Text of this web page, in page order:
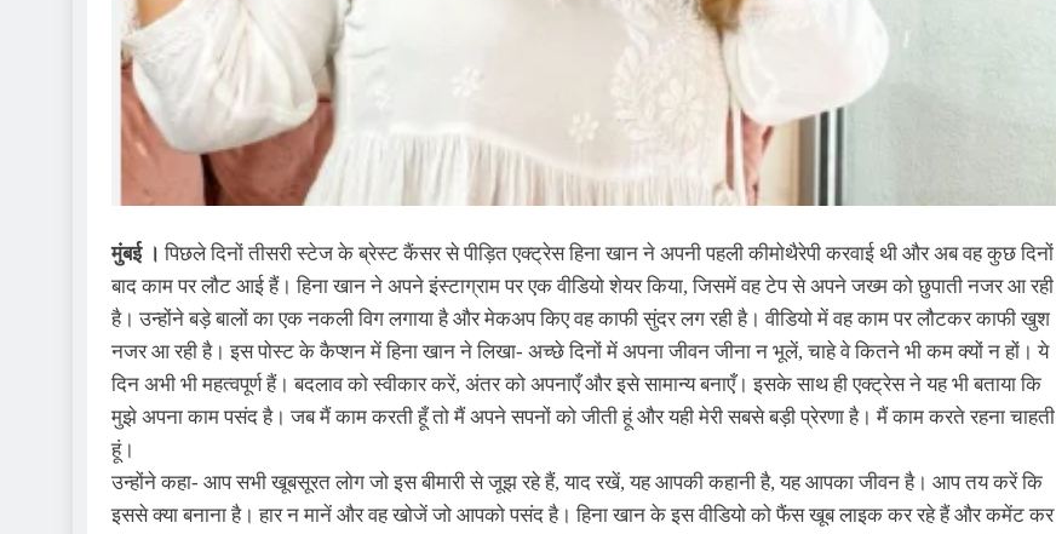
मुंबई ।पिछले दिनों तीसरी स्टेज के ब्रेस्ट कैंसर से पीड़ित एक्ट्रेस हिना खान ने अपनी पहली कीमोथैरेपी करवाई थी और अब वह कुछ दिनों
बाद काम पर लौट आई हैं। हिना खान ने अपने इंस्टाग्राम पर एक वीडियो शेयर किया, जिसमें वह टेप से अपने जख्म को छुपाती नजर आ रही
है। उन्होंने बड़े बालों का एक नकली विग लगाया है और मेकअप किए वह काफी सुंदर लग रही है। वीडियो में वह काम पर लौटकर काफी खुश
नजर आ रही है। इस पोस्ट के कैप्शन में हिना खान ने लिखा- अच्छे दिनों में अपना जीवन जीना न भूलें, चाहे वे कितने भी कम क्यों न हों। ये
दिन अभी भी महत्वपूर्ण हैं। बदलाव को स्वीकार करें, अंतर को अपनाएँ और इसे सामान्य बनाएँ। इसके साथ ही एक्ट्रेस ने यह भी बताया कि
मुझे अपना काम पसंद है। जब मैं काम करती हूँ तो मैं अपने सपनों को जीती हूं और यही मेरी सबसे बड़ी प्रेरणा है। मैं काम करते रहना चाहती
हूं।
उन्होंने कहा- आप सभी खूबसूरत लोग जो इस बीमारी से जूझ रहे हैं, याद रखें, यह आपकी कहानी है, यह आपका जीवन है। आप तय करें कि
इससे क्या बनाना है। हार न मानें और वह खोजें जो आपको पसंद है। हिना खान के इस वीडियो को फैंस खूब लाइक कर रहे हैं और कमेंट कर